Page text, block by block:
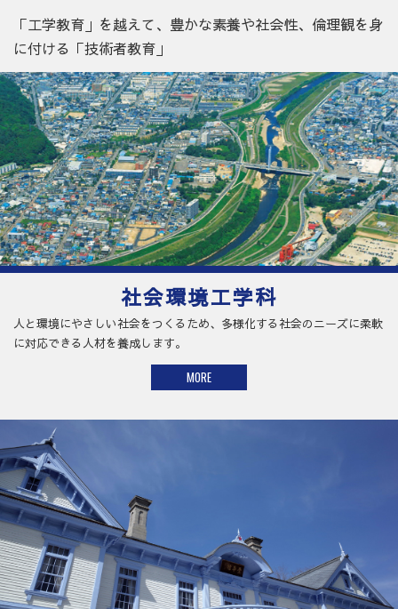
「工学教育」を越えて、豊かな素養や社会性、倫理観を身
に付ける「技術者教育」
社会環境工学科
人と環境にやさしい社会をつくるため、多様化する社会のニーズに柔軟
に対応できる人材を養成します。
MORE